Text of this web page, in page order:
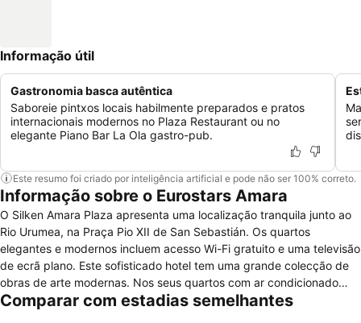
Informação útil
Gastronomia basca autêntica
Saboreie pintxos locais habilmente preparados e pratos
internacionais modernos no Plaza Restaurant ou no
elegante Piano Bar La Ola gastro-pub.
Este resumo foi criado por inteligência artificial e pode não ser 100% correto.
Informação sobre o Eurostars Amara
O Silken Amara Plaza apresenta uma localização tranquila junto ao
Rio Urumea, na Praça Pio XII de San Sebastián. Os quartos
elegantes e modernos incluem acesso Wi-Fi gratuito e uma televisão
de ecrã plano. Este sofisticado hotel tem uma grande colecção de
obras de arte modernas. Nos seus quartos com ar condicionado
encontrará uma decoração elegante e contemporânea. Todos os
Comparar com estadias semelhantes